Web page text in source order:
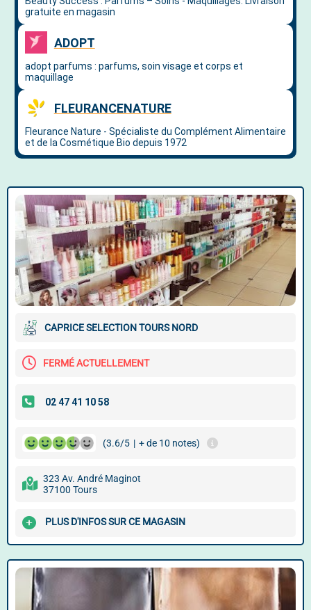
CAPRICE SELECTION TOURS NORD
FERMÉ ACTUELLEMENT
(3.6/5 | + de 10 notes)
323 Av. André Maginot
37100 Tours
PLUS D'INFOS SUR CE MAGASIN